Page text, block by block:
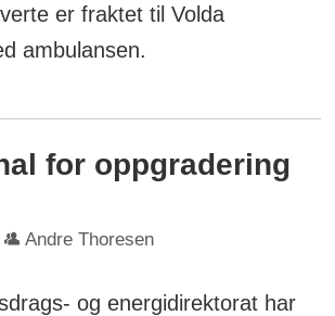
er fraktet til Volda
ambulansen.
for oppgradering
Andre Thoresen
og energidirektorat har